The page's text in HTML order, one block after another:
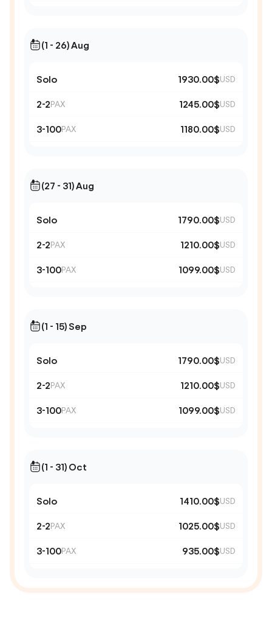
(1 - 26) Aug
Solo 1930.00$USD
2-2PAX 1245.00$USD
3-100PAX 1180.00$USD
(27 - 31) Aug
Solo 1790.00$USD
2-2PAX 1210.00$USD
3-100PAX 1099.00$USD
(1 - 15) Sep
Solo 1790.00$USD
2-2PAX 1210.00$USD
3-100PAX 1099.00$USD
(1 - 31) Oct
Solo 1410.00$USD
2-2PAX 1025.00$USD
3-100PAX 935.00$USD